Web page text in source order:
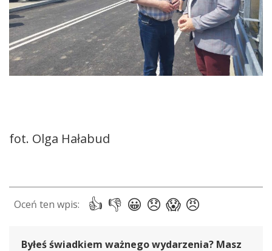
fot. Olga Hałabud
Byłeś świadkiem ważnego wydarzenia? Masz